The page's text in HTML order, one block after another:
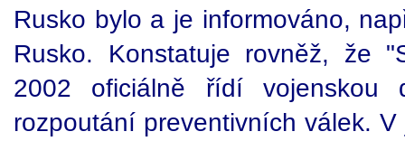
Rusko bylo a je informováno,
Rusko. Konstatuje rovněž, že
2002 oficiálně řídí vojenskou
rozpoutání preventivních válek.